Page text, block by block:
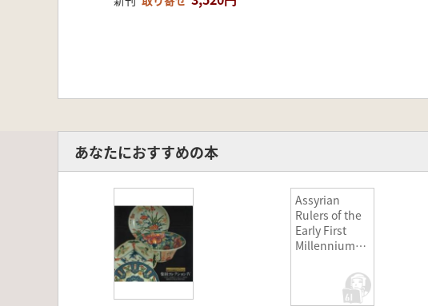
あなたにおすすめの本
Assyrian
Rulers of the
Early First
Millennium